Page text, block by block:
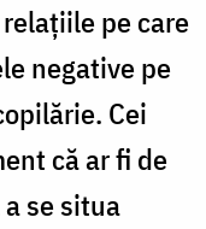
pe care
negative pe
Cei
că ar fi de
se situa